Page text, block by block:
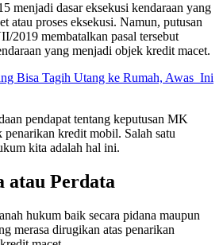
menjadi dasar eksekusi kendaraan yang
atau proses eksekusi. Namun, putusan
membatalkan pasal tersebut
yang menjadi objek kredit macet.
Bisa Tagih Utang ke Rumah, Awas Ini
pendapat tentang keputusan MK
penarikan kredit mobil. Salah satu
kita adalah hal ini.
atau Perdata
hukum baik secara pidana maupun
merasa dirugikan atas penarikan